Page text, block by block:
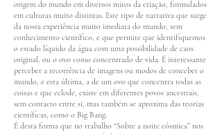
origem do mundo em diversos mitos da criação, formulados
em culturas muito distintas. Este tipo de narrativa que surge
da nossa experiência muito imediata do mundo, sem
conhecimento científico, e que permite que identifiquemos
o estado líquido da água com uma possibilidade de caos
original, ou o ovo como concentrado de vida. É interessante
perceber a recorrência de imagens ou modos de conceber o
mundo, e esta última, a de um ovo que concentra todas as
coisas e que eclode, existe em diferentes povos ancestrais,
sem contacto entre si, mas também se aproxima das teorias
científicas, como o Big Bang.
É desta forma que no trabalho “Sobre a noite cósmica” nos